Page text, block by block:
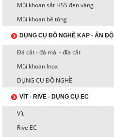
Mũi khoan sắt HSS đen vàng
Mũi khoan bê tông
DỤNG CỤ ĐỒ NGHỀ KAP - ẤN ĐỘ
Đá cắt - đá mài - đĩa cắt
Mũi khoan Inox
DỤNG CỤ ĐỒ NGHỀ
VÍT - RIVE - DỤNG CỤ EC
Vít
Rive EC